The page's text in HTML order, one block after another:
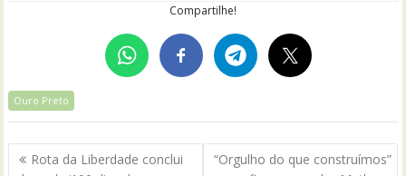
Compartilhe!
Ouro Preto
Navegação
Rota da Liberdade conclui
“Orgulho do que construímos”